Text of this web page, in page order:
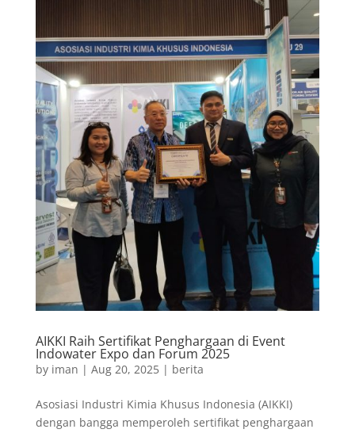
AIKKI Raih Sertifikat Penghargaan di Event
Indowater Expo dan Forum 2025
by iman | Aug 20, 2025| berita
Asosiasi Industri Kimia Khusus Indonesia (AIKKI)
dengan bangga memperoleh sertifikat penghargaan